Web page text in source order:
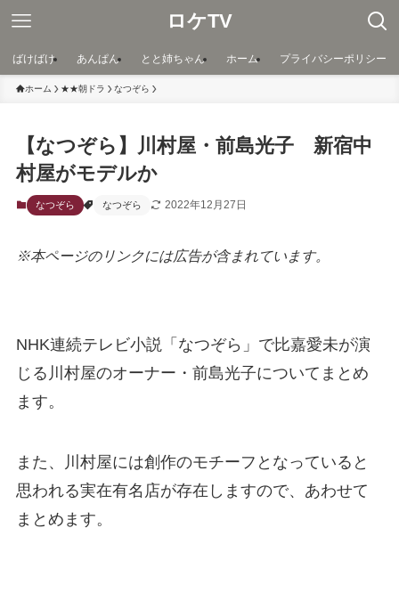
ロケTV
ばけばけ あんぱん とと姉ちゃん ホーム プライバシーポリシー
ホーム ★★朝ドラ なつぞら
【なつぞら】川村屋・前島光子 新宿中
村屋がモデルか
なつぞら なつぞら 2022年12月27日
※本ページのリンクには広告が含まれています。
NHK連続テレビ小説「なつぞら」で比嘉愛未が演
じる川村屋のオーナー・前島光子についてまとめ
ます。
また、川村屋には創作のモチーフとなっていると
思われる実在有名店が存在しますので、あわせて
まとめます。